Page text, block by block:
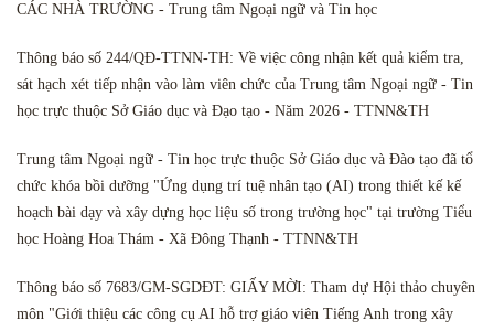
CÁC NHÀ TRƯỜNG - Trung tâm Ngoại ngữ và Tin học
Thông báo số 244/QĐ-TTNN-TH: Về việc công nhận kết quả kiểm tra,
sát hạch xét tiếp nhận vào làm viên chức của Trung tâm Ngoại ngữ - Tin
học trực thuộc Sở Giáo dục và Đạo tạo - Năm 2026 - TTNN&TH
Trung tâm Ngoại ngữ - Tin học trực thuộc Sở Giáo dục và Đào tạo đã tổ
chức khóa bồi dưỡng "Ứng dụng trí tuệ nhân tạo (AI) trong thiết kế kế
hoạch bài dạy và xây dựng học liệu số trong trường học" tại trường Tiểu
học Hoàng Hoa Thám - Xã Đông Thạnh - TTNN&TH
Thông báo số 7683/GM-SGDĐT: GIẤY MỜI: Tham dự Hội thảo chuyên
môn "Giới thiệu các công cụ AI hỗ trợ giáo viên Tiếng Anh trong xây